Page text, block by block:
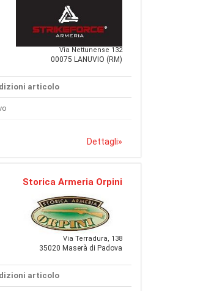
Via Nettunense 132
00075 LANUVIO (RM)
articolo
Dettagli»
Storica Armeria Orpini
Via Terradura, 138
35020 Maserà di Padova
articolo